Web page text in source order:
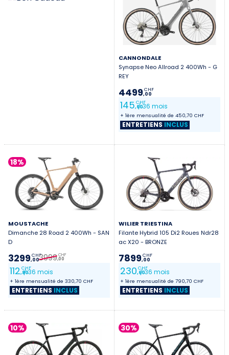
CANNONDALE
Synapse Neo Allroad 2 400Wh - G
REY
4499,00
CHF
145,60
CHF
/ 36 mois
+ 1ère mensualité de 450,70 CHF
ENTRETIENS INCLUS
18%
MOUSTACHE
Dimanche 28 Road 2 400Wh - SAN
D
3299,00
CHF3999,00
CHF
112,80
CHF
/ 36 mois
+ 1ère mensualité de 330,70 CHF
ENTRETIENS INCLUS
WILIER TRIESTINA
Filante Hybrid 105 Di2 Roues Ndr28
ac X20 - BRONZE
7899,00
CHF
230,60
CHF
/ 36 mois
+ 1ère mensualité de 790,70 CHF
ENTRETIENS INCLUS
10% 30%